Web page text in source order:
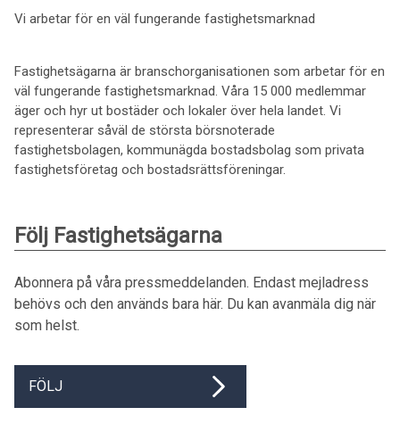
Vi arbetar för en väl fungerande fastighetsmarknad
Fastighetsägarna är branschorganisationen som arbetar för en
väl fungerande fastighetsmarknad. Våra 15 000 medlemmar
äger och hyr ut bostäder och lokaler över hela landet. Vi
representerar såväl de största börsnoterade
fastighetsbolagen, kommunägda bostadsbolag som privata
fastighetsföretag och bostadsrättsföreningar.
Följ Fastighetsägarna
Abonnera på våra pressmeddelanden. Endast mejladress
behövs och den används bara här. Du kan avanmäla dig när
som helst.
FÖLJ